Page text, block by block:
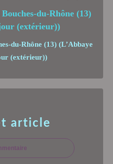
du-Rhône (13) (L’Abbaye
(extérieur))
article